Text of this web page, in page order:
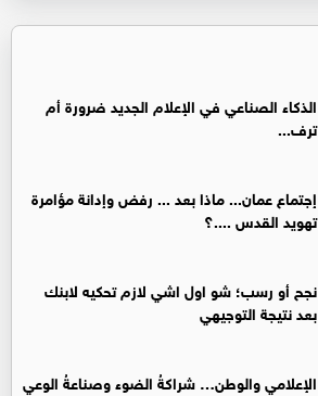
الذكاء الصناعي في الإعلام الجديد ضرورة أم
ترف...
إجتماع عمان... ماذا بعد ... رفض وإدانة مؤامرة
تهويد القدس ....؟
نجح أو رسب؛ شو اول اشي لازم تحكيه لابنك
بعد نتيجة التوجيهي
الإعلامي والوطن… شراكةُ الضوء وصناعةُ الوعي